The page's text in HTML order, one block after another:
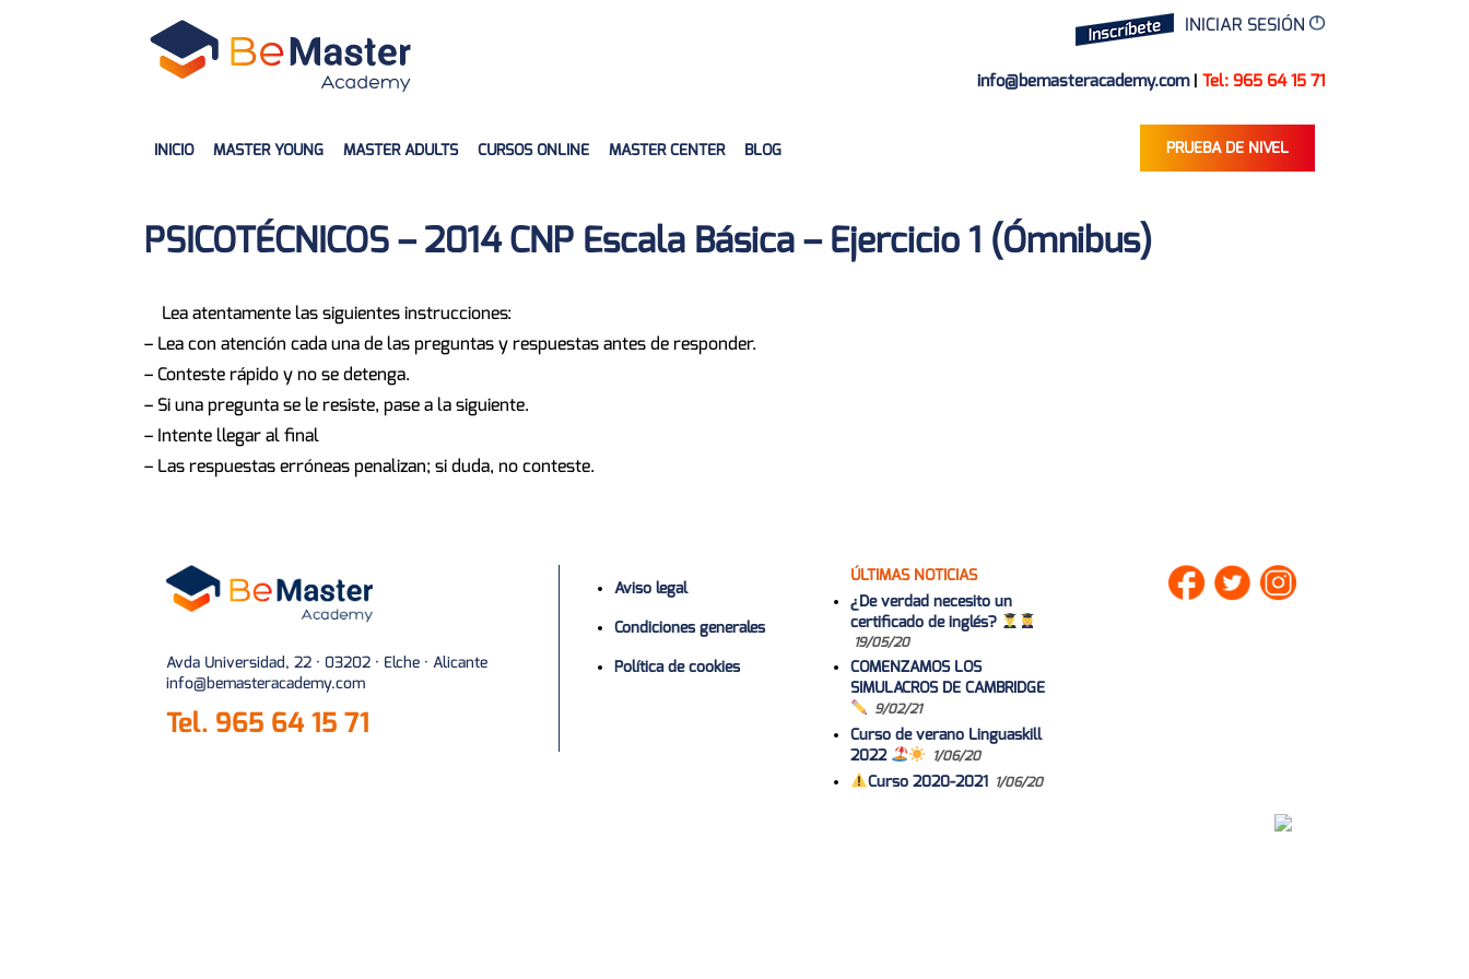
INICIAR SESIÓN
info@bemasteracademy.com| Tel: 965 64 15 71
INICIO MASTER YOUNG MASTER ADULTS CURSOS ONLINE MASTER CENTER BLOG PRUEBA DE NIVEL
PSICOTÉCNICOS – 2014 CNP Escala Básica – Ejercicio 1 (Ómnibus)
Lea atentamente las siguientes instrucciones:
– Lea con atención cada una de las preguntas y respuestas antes de responder.
– Conteste rápido y no se detenga.
– Si una pregunta se le resiste, pase a la siguiente.
– Intente llegar al final
– Las respuestas erróneas penalizan; si duda, no conteste.
Avda Universidad, 22 · 03202 · Elche · Alicante
info@bemasteracademy.com
Tel. 965 64 15 71
Aviso legal
Condiciones generales
Política de cookies
ÚLTIMAS NOTICIAS
¿De verdad necesito un
certificado de inglés?
19/05/20
COMENZAMOS LOS
SIMULACROS DE CAMBRIDGE
9/02/21
Curso de verano Linguaskill
2022
1/06/20
Curso 2020-2021 1/06/20